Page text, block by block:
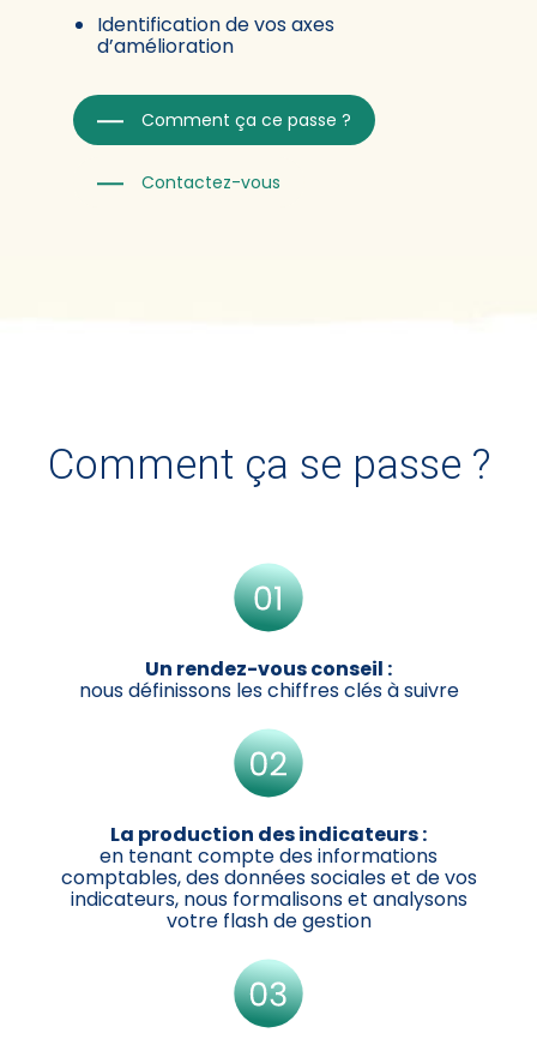
Identification de vos axes
d’amélioration
Comment ça ce passe ?
Contactez-vous
Comment ça se passe ?
Un rendez-vous conseil :
nous définissons les chiffres clés à suivre
La production des indicateurs :
en tenant compte des informations
comptables, des données sociales et de vos
indicateurs, nous formalisons et analysons
votre flash de gestion